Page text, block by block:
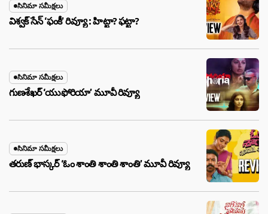
సినిమా సమీక్షలు
విశ్వక్ సేన్ ‘ఫంకీ’ రివ్యూ : హిట్టా? ఫట్టా?
సినిమా సమీక్షలు
గుణశేఖర్ ‘యుఫోరియా’ మూవీ రివ్యూ
సినిమా సమీక్షలు
తరుణ్ భాస్కర్ ‘ఓం శాంతి శాంతి శాంతి’ మూవీ రివ్యూ